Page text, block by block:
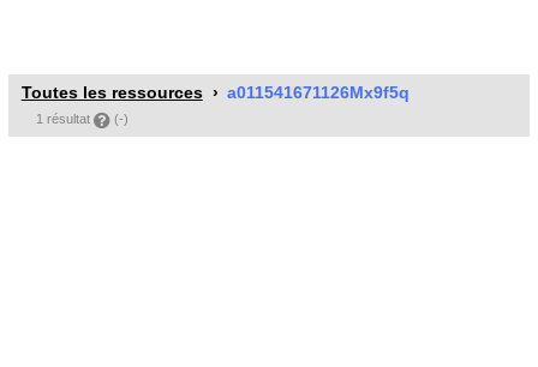
Toutes les ressources a011541671126Mx9f5q
1 résultat (-)